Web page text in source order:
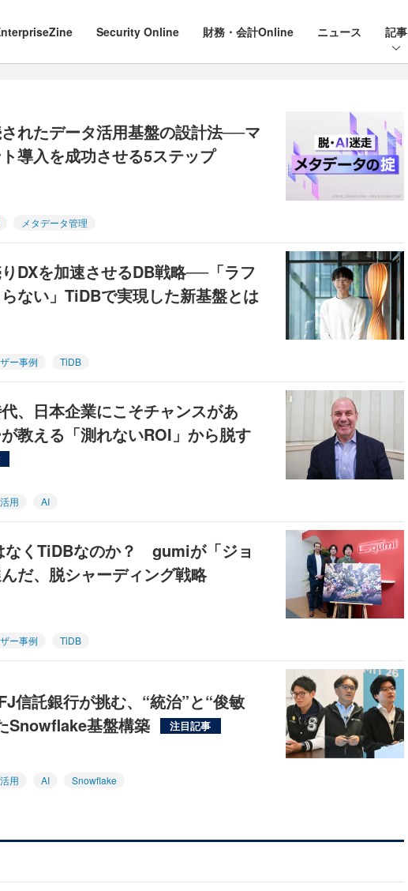
Security Online 財務・会計Online ニュース 記事
れたデータ活用基盤の設計法──マ
導入を成功させる5ステップ
メタデータ管理
DXを加速させるDB戦略──「ラフ
ない」TiDBで実現した新基盤とは
ー事例 TiDB
、日本企業にこそチャンスがあ
教える「測れないROI」から脱す
用 AI
なくTiDBなのか？ gumiが「ジョ
だ、脱シャーディング戦略
ー事例 TiDB
信託銀行が挑む、“統治”と“俊敏
Snowflake基盤構築
注目記事
用 AI Snowflake